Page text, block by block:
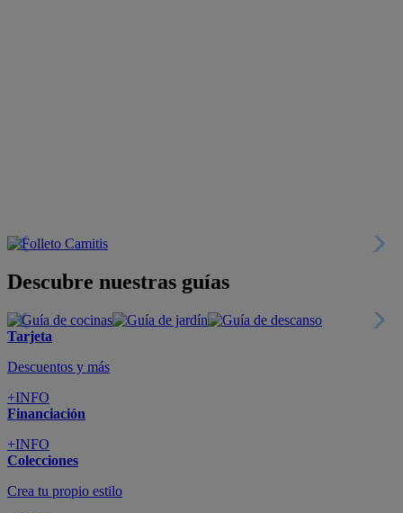
Descubre nuestras guías
Tarjeta
Descuentos y más
+INFO
Financiación
+INFO
Colecciones
Crea tu propio estilo